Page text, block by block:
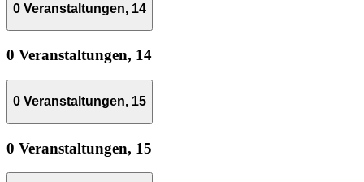
0 Veranstaltungen, 14
0 Veranstaltungen, 14
0 Veranstaltungen, 15
0 Veranstaltungen, 15